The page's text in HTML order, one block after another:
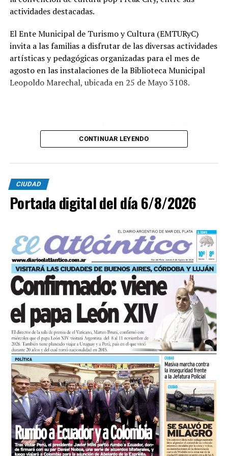
tendrá a su cargo la evaluación de las propuestas
obra.
actividades destacadas.
El Ente Municipal de Turismo y Cultura (EMTURyC)
invita a las familias a disfrutar de las diversas actividades
artísticas y pedagógicas organizadas para el mes de
agosto en las instalaciones de la Biblioteca Municipal
Leopoldo Marechal, ubicada en 25 de Mayo 3108.
Culturales”, a cargo del grupo Cul Mardel, que se podrá
coordinado por Sandra López Maidana, los miércoles de
10 a 12 en la Biblioteca de Autores Marplatenses,
ubicada en el primer piso del edificio.
Actividades en el marco del Mes de la Niñez
En relación al Ciclo Mes de la Niñez, este viernes 7 de
agosto a las 17:30 se presentarán “Los cuentos de
Charo” y la narración de poesías populares infantiles a
cargo de María del Rosario Gerez Martínez.
En tanto, el viernes 21 a las 17:30 se desarrollará “El
Cerebro Mágico: construyendo preguntas, respuestas y
circuitos”, a cargo de María Paula Algote. Se trata de un
taller práctico de arte, ciencia y tecnología en el que al
finalizar cada participante se lleva su propia creación
terminada. Es una actividad arancelada (incluye
materiales) destinada a niños a partir de los 6 años.
Los participantes menores de 8 años deberán asistir
acompañados por una persona adulta (menores
asistentes $12.000 y adulto acompañante $5.000). Las
entradas están disponibles en la boletería de lunes a
CONTINUAR LEYENDO
CIUDAD
Portada digital del día 6/8/2026